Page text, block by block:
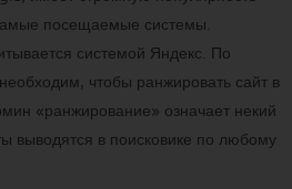
посещаемые системы.
системой Яндекс. По
чтобы ранжировать сайт в
«ранжирование» означает некий
выводятся в поисковике по любому